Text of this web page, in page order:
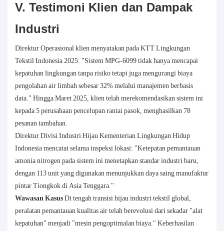
V. Testimoni Klien dan Dampak
Industri
Direktur Operasional klien menyatakan pada KTT Lingkungan
Tekstil Indonesia 2025: "Sistem MPG-6099 tidak hanya mencapai
kepatuhan lingkungan tanpa risiko tetapi juga mengurangi biaya
pengolahan air limbah sebesar 32% melalui manajemen berbasis
data." Hingga Maret 2025, klien telah merekomendasikan sistem ini
kepada 5 perusahaan pencelupan rantai pasok, menghasilkan 78
pesanan tambahan.
Direktur Divisi Industri Hijau Kementerian Lingkungan Hidup
Indonesia mencatat selama inspeksi lokasi: "Ketepatan pemantauan
amonia nitrogen pada sistem ini menetapkan standar industri baru,
dengan 113 unit yang digunakan menunjukkan daya saing manufaktur
pintar Tiongkok di Asia Tenggara."
Wawasan KasusDi tengah transisi hijau industri tekstil global,
peralatan pemantauan kualitas air telah berevolusi dari sekadar "alat
kepatuhan" menjadi "mesin pengoptimalan biaya." Keberhasilan